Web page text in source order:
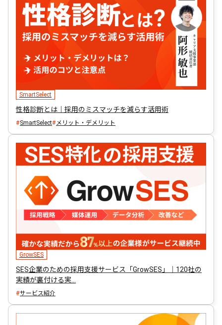
SmartSelect
性格診断とは｜採用のミスマッチを減らす活用術
SmartSelect メリット・デメリット
GrowSES
SES企業のための採用支援サービス「GrowSES」｜120社の
実績が裏付ける実…
サービス紹介